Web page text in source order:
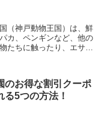
（神戸動物王国）は、鮮
カ、ペンギンなど、他の
たちに触ったり、エサや
のお得な割引クーポ
る5つの方法！